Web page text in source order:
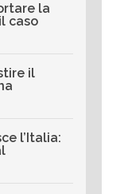
la
caso
il
l’Italia: